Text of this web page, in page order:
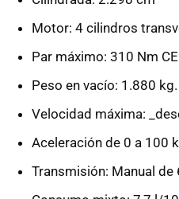
Motor: 4 cilindros
Par máximo: 310 Nm
Peso en vacío: 1.880 kg.
Velocidad máxima:
Aceleración de 0 a 100
Transmisión: Manual de